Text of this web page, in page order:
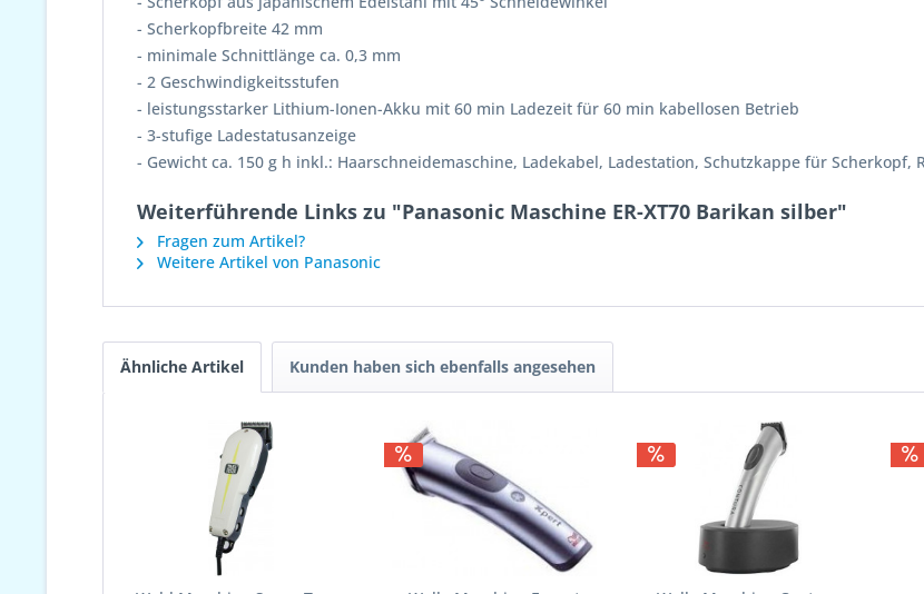
- Scherkopfbreite 42 mm
- minimale Schnittlänge ca. 0,3 mm
- 2 Geschwindigkeitsstufen
- leistungsstarker Lithium-Ionen-Akku mit 60 min Ladezeit für 60 min kabellosen Betrieb
- 3-stufige Ladestatusanzeige
- Gewicht ca. 150 g h inkl.: Haarschneidemaschine, Ladekabel, Ladestation, Schutzkappe für
Weiterführende Links zu "Panasonic Maschine ER-XT70 Barikan silber"
Fragen zum Artikel?
Weitere Artikel von Panasonic
Ähnliche Artikel Kunden haben sich ebenfalls angesehen